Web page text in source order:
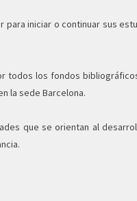
para iniciar o continuar sus
todos los fondos
la sede Barcelona.
que se orientan al